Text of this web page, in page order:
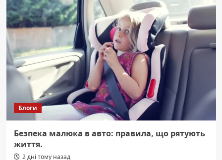
Блоги
Безпека малюка в авто: правила, що рятують
життя.
2 дні тому назад